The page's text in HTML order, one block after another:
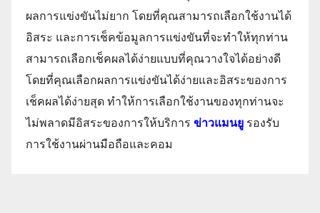
ผลการแข่งขันไม่ยาก โดยที่คุณสามารถเลือกใช้งานได้
อิสระ และการเช็คข้อมูลการแข่งขันที่จะทำให้ทุกท่าน
สามารถเลือกเช็คผลได้ง่ายแบบที่คุณวางใจได้อย่างดี
โดยที่คุณเลือกผลการแข่งขันได้ง่ายและอิสระของการ
เช็คผลได้ง่ายสุด ทำให้การเลือกใช้งานของทุกท่านจะ
ไม่พลาดมีอิสระของการให้บริการ ข่าวแมนยู รองรับ
การใช้งานผ่านมือถือและคอม